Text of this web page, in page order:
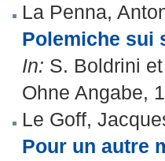
La Penna,
Polemiche sui
In: S. Boldrini
Ohne Angabe,
Le Goff,
Pour un autre